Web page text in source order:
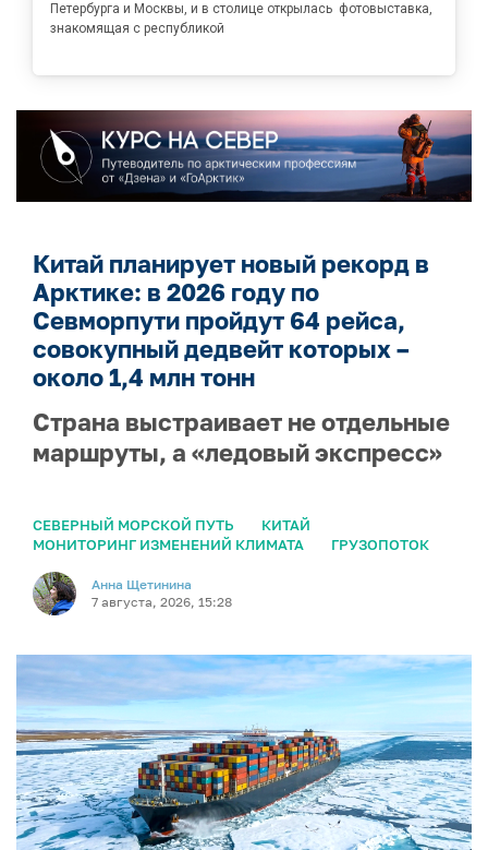
Петербурга и Москвы, и в столице открылась фотовыставка,
знакомящая с республикой
Китай планирует новый рекорд в
Арктике: в 2026 году по
Севморпути пройдут 64 рейса,
совокупный дедвейт которых –
около 1,4 млн тонн
Страна выстраивает не отдельные
маршруты, а «ледовый экспресс»
СЕВЕРНЫЙ МОРСКОЙ ПУТЬ
КИТАЙ
МОНИТОРИНГ ИЗМЕНЕНИЙ КЛИМАТА
ГРУЗОПОТОК
Анна Щетинина
7 августа, 2026, 15:28